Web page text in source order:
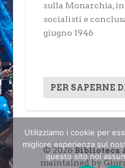
sulla Monarchia,
socialisti e
giugno 1946
PER SAPERNE
© 2026 Biblioteca
maintained by
Utilizziamo i cookie per
migliore esperienza sul
questo sito noi